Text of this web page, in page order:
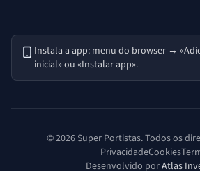
Instala a app: menu do browser →
inicial» ou «Instalar app».
© 2026 Super Portistas. Todos os
PrivacidadeCookies
Desenvolvido porAtlas